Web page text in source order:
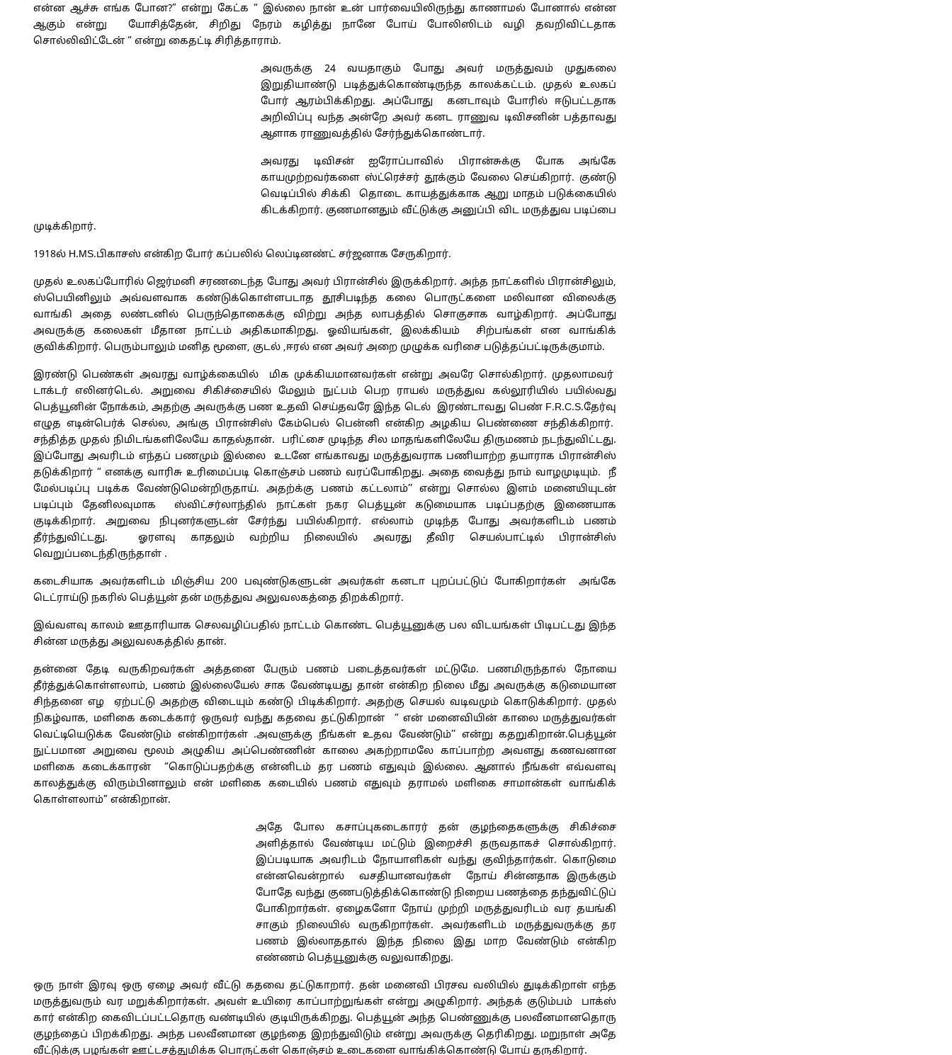
என்ன ஆச்சு எங்க போன?” என்று கேட்க “ இல்லை நான் உன் பார்வையிலிருந்து காணாமல் போனால் என்ன
ஆகும் என்று யோசித்தேன், சிறிது நேரம் கழித்து நானே போய் போலிஸிடம் வழி தவறிவிட்டதாக
சொல்லிவிட்டேன் “ என்று கைதட்டி சிரித்தாராம்.
அவருக்கு 24 வயதாகும் போது அவர் மருத்துவம் முதுகலை
இறுதியாண்டு படித்துக்கொண்டிருந்த காலக்கட்டம். முதல் உலகப்
போர் ஆரம்பிக்கிறது. அப்போது கனடாவும் போரில் ஈடுபட்டதாக
அறிவிப்பு வந்த அன்றே அவர் கனட ராணுவ டிவிசனின் பத்தாவது
ஆளாக ராணுவத்தில் சேர்ந்துக்கொண்டார்.
அவரது டிவிசன் ஐரோப்பாவில் பிரான்சுக்கு போக அங்கே
காயமுற்றவர்களை ஸ்ட்ரெச்சர் தூக்கும் வேலை செய்கிறார். குண்டு
வெடிப்பில் சிக்கி தொடை காயத்துக்காக ஆறு மாதம் படுக்கையில்
கிடக்கிறார். குணமானதும் வீட்டுக்கு அனுப்பி விட மருத்துவ படிப்பை
முடிக்கிறார்.
1918ல் H.MS.பிகாசஸ் என்கிற போர் கப்பலில் லெப்டினண்ட் சர்ஜனாக சேருகிறார்.
முதல் உலகப்போரில் ஜெர்மனி சரணடைந்த போது அவர் பிரான்சில் இருக்கிறார். அந்த நாட்களில் பிரான்சிலும்,
ஸ்பெயினிலும் அவ்வளவாக கண்டுக்கொள்ளபடாத தூசிபடிந்த கலை பொருட்களை மலிவான விலைக்கு
வாங்கி அதை லண்டனில் பெருந்தொகைக்கு விற்று அந்த லாபத்தில் சொகுசாக வாழ்கிறார். அப்போது
அவருக்கு கலைகள் மீதான நாட்டம் அதிகமாகிறது. ஓவியங்கள், இலக்கியம் சிற்பங்கள் என வாங்கிக்
குவிக்கிறார். பெரும்பாலும் மனித மூளை, குடல் ,ஈரல் என அவர் அறை முழுக்க வரிசை படுத்தப்பட்டிருக்குமாம்.
இரண்டு பெண்கள் அவரது வாழ்க்கையில் மிக முக்கியமானவர்கள் என்று அவரே சொல்கிறார். முதலாமவர்
டாக்டர் எலினர்டெல். அறுவை சிகிச்சையில் மேலும் நுட்பம் பெற ராயல் மருத்துவ கல்லூரியில் பயில்வது
பெத்யூனின் நோக்கம், அதற்கு அவருக்கு பண உதவி செய்தவரே இந்த டெல் இரண்டாவது பெண் F.R.C.S.தேர்வு
எழுத எடின்பெர்க் செல்ல, அங்கு பிரான்சிஸ் கேம்பெல் பென்னி என்கிற அழகிய பெண்ணை சந்திக்கிறார்.
சந்தித்த முதல் நிமிடங்களிலேயே காதல்தான். பரிட்சை முடிந்த சில மாதங்களிலேயே திருமணம் நடந்துவிட்டது.
இப்போது அவரிடம் எந்தப் பணமும் இல்லை உடனே எங்காவது மருத்துவராக பணியாற்ற தயாராக பிரான்சிஸ்
தடுக்கிறார் “ எனக்கு வாரிசு உரிமைப்படி கொஞ்சம் பணம் வரப்போகிறது. அதை வைத்து நாம் வாழமுடியும். நீ
மேல்படிப்பு படிக்க வேண்டுமென்றிருதாய். அதற்க்கு பணம் கட்டலாம்’’ என்று சொல்ல இளம் மனையியுடன்
படிப்பும் தேனிலவுமாக ஸ்விட்சர்லாந்தில் நாட்கள் நகர பெத்யூன் கடுமையாக படிப்பதற்கு இணையாக
குடிக்கிறார். அறுவை நிபுனர்களுடன் சேர்ந்து பயில்கிறார். எல்லாம் முடிந்த போது அவர்களிடம் பணம்
தீர்ந்துவிட்டது. ஓரளவு காதலும் வற்றிய நிலையில் அவரது தீவிர செயல்பாட்டில் பிரான்சிஸ்
வெறுப்படைந்திருந்தாள் .
கடைசியாக அவர்களிடம் மிஞ்சிய 200 பவுண்டுகளுடன் அவர்கள் கனடா புறப்பட்டுப் போகிறார்கள் அங்கே
டெட்ராய்டு நகரில் பெத்யூன் தன் மருத்துவ அலுவலகத்தை திறக்கிறார்.
இவ்வளவு காலம் ஊதாரியாக செலவழிப்பதில் நாட்டம் கொண்ட பெத்யூனுக்கு பல விடயங்கள் பிடிபட்டது இந்த
சின்ன மருத்து அலுவலகத்தில் தான்.
தன்னை தேடி வருகிறவர்கள் அத்தனை பேரும் பணம் படைத்தவர்கள் மட்டுமே. பணமிருந்தால் நோயை
தீர்த்துக்கொள்ளலாம், பணம் இல்லையேல் சாக வேண்டியது தான் என்கிற நிலை மீது அவருக்கு கடுமையான
சிந்தனை எழ ஏற்பட்டு அதற்கு விடையும் கண்டு பிடிக்கிறார். அதற்கு செயல் வடிவமும் கொடுக்கிறார். முதல்
நிகழ்வாக, மளிகை கடைக்கார் ஒருவர் வந்து கதவை தட்டுகிறான் “ என் மனைவியின் காலை மருத்துவர்கள்
வெட்டியெடுக்க வேண்டும் என்கிறார்கள் .அவளுக்கு நீங்கள் உதவ வேண்டும்’’ என்று கதறுகிறான்.பெத்யூன்
நுட்பமான அறுவை மூலம் அழுகிய அப்பெண்ணின் காலை அகற்றாமலே காப்பாற்ற அவளது கணவனான
மளிகை கடைக்காரன் “கொடுப்பதற்க்கு என்னிடம் தர பணம் எதுவும் இல்லை. ஆனால் நீங்கள் எவ்வளவு
காலத்துக்கு விரும்பினாலும் என் மளிகை கடையில் பணம் எதுவும் தராமல் மளிகை சாமான்கள் வாங்கிக்
கொள்ளலாம்” என்கிறான்.
அதே போல கசாப்புகடைகாரர் தன் குழந்தைகளுக்கு சிகிச்சை
அளித்தால் வேண்டிய மட்டும் இறைச்சி தருவதாகச் சொல்கிறார்.
இப்படியாக அவரிடம் நோயாளிகள் வந்து குவிந்தார்கள். கொடுமை
என்னவென்றால் வசதியானவர்கள் நோய் சின்னதாக இருக்கும்
போதே வந்து குணபடுத்திக்கொண்டு நிறைய பணத்தை தந்துவிட்டுப்
போகிறார்கள். ஏழைகளோ நோய் முற்றி மருத்துவரிடம் வர தயங்கி
சாகும் நிலையில் வருகிறார்கள். அவர்களிடம் மருத்துவருக்கு தர
பணம் இல்லாததால் இந்த நிலை இது மாற வேண்டும் என்கிற
எண்ணம் பெத்யூனுக்கு வலுவாகிறது.
ஒரு நாள் இரவு ஒரு ஏழை அவர் வீட்டு கதவை தட்டுகாறார். தன் மனைவி பிரசவ வலியில் துடிக்கிறாள் எந்த
மருத்துவரும் வர மறுக்கிறார்கள். அவள் உயிரை காப்பாற்றுங்கள் என்று அழுகிறார். அந்தக் குடும்பம் பாக்ஸ்
கார் என்கிற கைவிடப்பட்டதொரு வண்டியில் குடியிருக்கிறது. பெத்யூன் அந்த பெண்ணுக்கு பலவீனமானதொரு
குழந்தைப் பிறக்கிறது. அந்த பலவீனமான குழந்தை இறந்துவிடும் என்று அவருக்கு தெரிகிறது. மறுநாள் அதே
வீட்டுக்கு பழங்கள் ஊட்டசத்துமிக்க பொருட்கள் கொஞ்சம் உடைகளை வாங்கிக்கொண்டு போய் தருகிறார்.